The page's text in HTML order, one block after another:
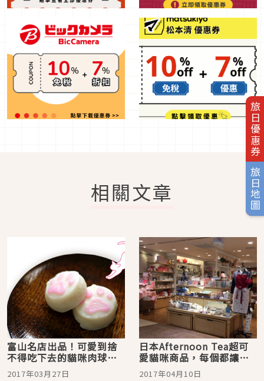
旅日優惠券
旅日地圖
相關文章
富山名店出品！可愛到捨
不得吃下去的貓咪肉球造
型魚板！
2017年03月27日
日本Afternoon Tea超可
愛貓咪商品，每個都讓人
好心動
2017年04月10日